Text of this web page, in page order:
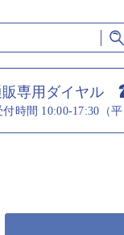
専用ダイヤル
付時間 10:00-17:30（